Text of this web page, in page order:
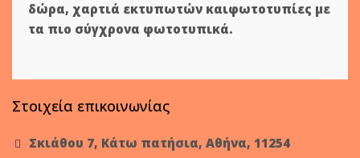
δώρα, χαρτιά εκτυπωτών καιφωτοτυπίες με
τα πιο σύγχρονα φωτοτυπικά.
Στοιχεία επικοινωνίας
Σκιάθου 7, Κάτω πατήσια, Αθήνα, 11254